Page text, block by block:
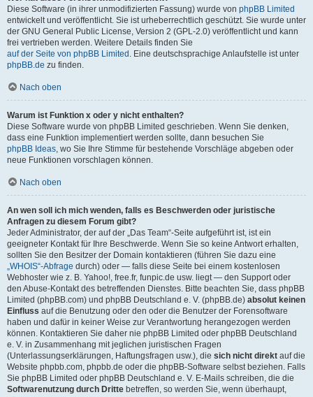
Diese Software (in ihrer unmodifizierten Fassung) wurde von phpBB Limited
entwickelt und veröffentlicht. Sie ist urheberrechtlich geschützt. Sie wurde unter
der GNU General Public License, Version 2 (GPL-2.0) veröffentlicht und kann
frei vertrieben werden. Weitere Details finden Sie
auf der Seite von phpBB Limited . Eine deutschsprachige Anlaufstelle ist unter
phpBB.de zu finden.
Nach oben
Warum ist Funktion x oder y nicht enthalten?
Diese Software wurde von phpBB Limited geschrieben. Wenn Sie denken,
dass eine Funktion implementiert werden sollte, dann besuchen Sie
phpBB Ideas, wo Sie Ihre Stimme für bestehende Vorschläge abgeben oder
neue Funktionen vorschlagen können.
Nach oben
An wen soll ich mich wenden, falls es Beschwerden oder juristische
Anfragen zu diesem Forum gibt?
Jeder Administrator, der auf der „Das Team“-Seite aufgeführt ist, ist ein
geeigneter Kontakt für Ihre Beschwerde. Wenn Sie so keine Antwort erhalten,
sollten Sie den Besitzer der Domain kontaktieren (führen Sie dazu eine
„WHOIS“-Abfrage durch) oder — falls diese Seite bei einem kostenlosen
Webhoster wie z. B. Yahoo!, free.fr, funpic.de usw. liegt — den Support oder
den Abuse-Kontakt des betreffenden Dienstes. Bitte beachten Sie, dass phpBB
Limited (phpBB.com) und phpBB Deutschland e. V. (phpBB.de) absolut keinen
Einfluss auf die Benutzung oder den oder die Benutzer der Forensoftware
haben und dafür in keiner Weise zur Verantwortung herangezogen werden
können. Kontaktieren Sie daher nie phpBB Limited oder phpBB Deutschland
e. V. in Zusammenhang mit jeglichen juristischen Fragen
(Unterlassungserklärungen, Haftungsfragen usw.), die sich nicht direkt auf die
Website phpbb.com, phpbb.de oder die phpBB-Software selbst beziehen. Falls
Sie phpBB Limited oder phpBB Deutschland e. V. E-Mails schreiben, die die
Softwarenutzung durch Dritte betreffen, so werden Sie, wenn überhaupt,